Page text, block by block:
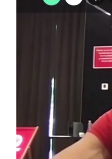
Pedro Jiménez
Publicado: 24 de agosto de